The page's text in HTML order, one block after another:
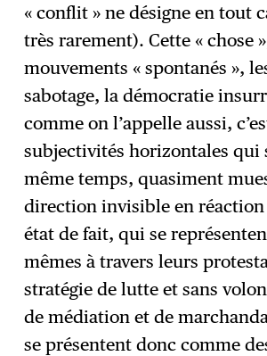
« conflit » ne désigne en tout
très rarement). Cette « chose
mouvements « spontanés »,
sabotage, la démocratie
comme on l’appelle aussi,
subjectivités horizontales qui
même temps, quasiment
direction invisible en
état de fait, qui se
mêmes à travers leurs
stratégie de lutte et sans
de médiation et de
se présentent donc comme